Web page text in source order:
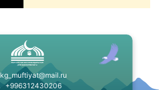
kg_muftiyat@mail.ru
+996312430206